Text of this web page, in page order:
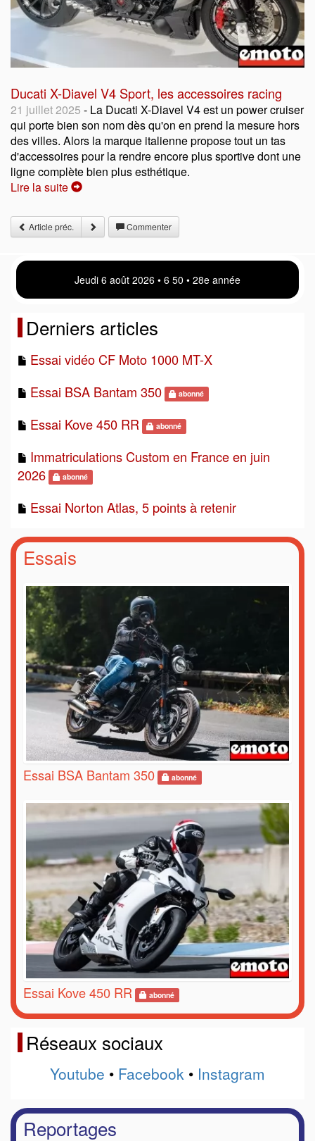
Ducati X-Diavel V4 Sport, les accessoires racing
21 juillet 2025 - La Ducati X-Diavel V4 est un power cruiser
qui porte bien son nom dès qu'on en prend la mesure hors
des villes. Alors la marque italienne propose tout un tas
d'accessoires pour la rendre encore plus sportive dont une
ligne complète bien plus esthétique.
Lire la suite
Article préc. Commenter
Jeudi 6 août 2026 • 6 50 • 28e année
Derniers articles
Essai vidéo CF Moto 1000 MT-X
Essai BSA Bantam 350
abonné
Essai Kove 450 RR abonné
Immatriculations Custom en France en juin
2026
abonné
Essai Norton Atlas, 5 points à retenir
Essais
Essai BSA Bantam 350 abonné
Essai Kove 450 RR abonné
Réseaux sociaux
Youtube • Facebook • Instagram
Reportages